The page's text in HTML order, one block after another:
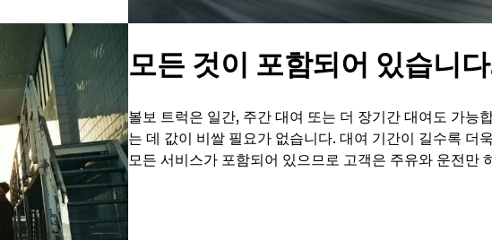
모든 것이 포함되어 있습니
볼보 트럭은 일간, 주간 대여 또는 더 장기간 대여도 가능
는 데 값이 비쌀 필요가 없습니다. 대여 기간이 길수록 더
모든 서비스가 포함되어 있으므로 고객은 주유와 운전만